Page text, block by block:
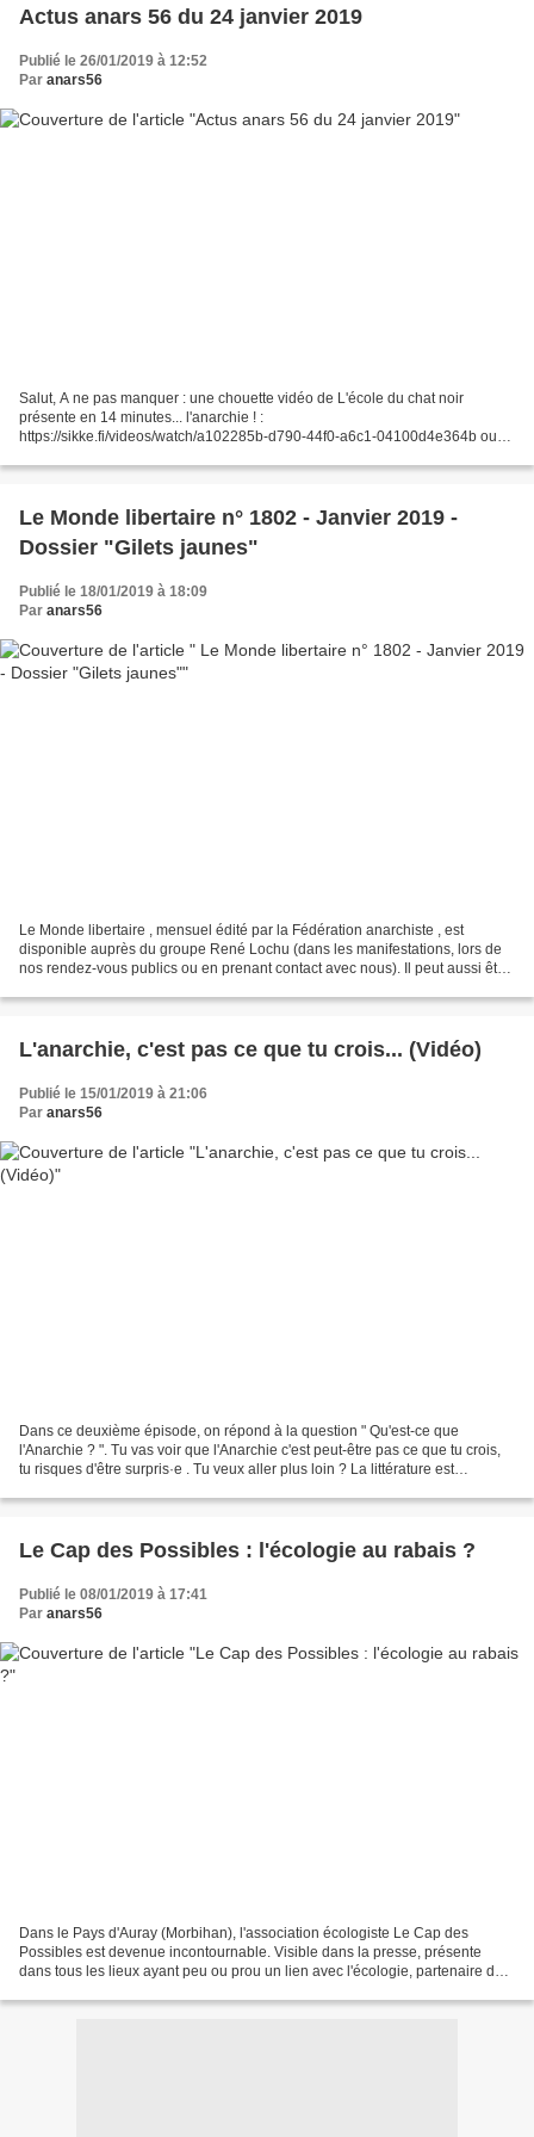
Actus anars 56 du 24 janvier 2019
Publié le 26/01/2019 à 12:52
Par anars56
Salut, A ne pas manquer : une chouette vidéo de L'école du chat noir
présente en 14 minutes... l'anarchie ! :
https://sikke.fi/videos/watch/a102285b-d790-44f0-a6c1-04100d4e364b ou
crois.video.html...
Le Monde libertaire n° 1802 - Janvier 2019 -
Dossier "Gilets jaunes"
Publié le 18/01/2019 à 18:09
Par anars56
Le Monde libertaire , mensuel édité par la Fédération anarchiste , est
disponible auprès du groupe René Lochu (dans les manifestations, lors de
nos rendez-vous publics ou en prenant contact avec nous). Il peut aussi être
L'anarchie, c'est pas ce que tu crois... (Vidéo)
Publié le 15/01/2019 à 21:06
Par anars56
Dans ce deuxième épisode, on répond à la question " Qu'est-ce que
l'Anarchie ? ". Tu vas voir que l'Anarchie c'est peut-être pas ce que tu crois,
tu risques d'être surpris·e . Tu veux aller plus loin ? La littérature est
Le Cap des Possibles : l'écologie au rabais ?
Publié le 08/01/2019 à 17:41
Par anars56
Dans le Pays d'Auray (Morbihan), l'association écologiste Le Cap des
Possibles est devenue incontournable. Visible dans la presse, présente
dans tous les lieux ayant peu ou prou un lien avec l'écologie, partenaire de